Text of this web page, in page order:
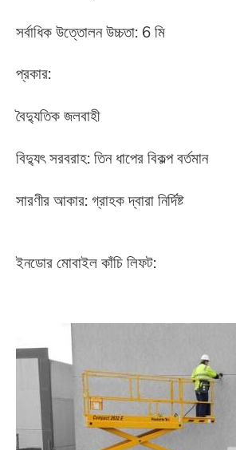
সর্বাধিক উত্তোলন উচ্চতা: 6 মি
প্রকার:
বৈদ্যুতিক জলবাহী
বিদ্যুৎ সরবরাহ: তিন ধাপের বিকল্প বর্তমান
সারণীর আকার: গ্রাহক দ্বারা নির্দিষ্ট
ইনডোর মোবাইল কাঁচি লিফট: